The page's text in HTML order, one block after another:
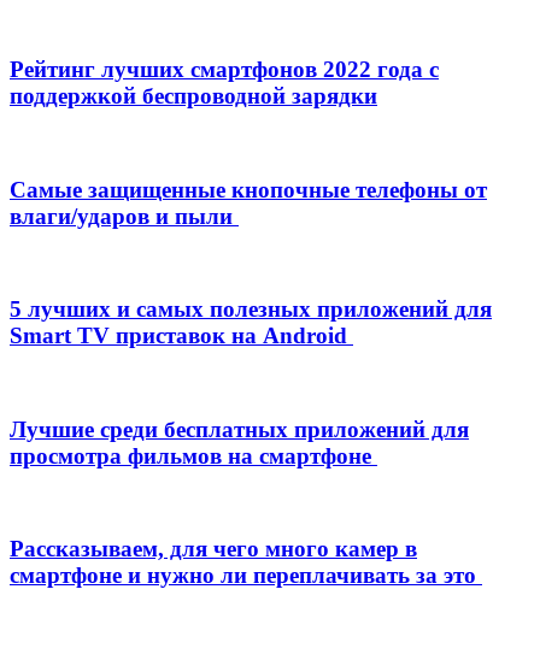
Рейтинг лучших смартфонов 2022 года с
поддержкой беспроводной зарядки
Самые защищенные кнопочные телефоны от
влаги/ударов и пыли
5 лучших и самых полезных приложений для
Smart TV приставок на Android
Лучшие среди бесплатных приложений для
просмотра фильмов на смартфоне
Рассказываем, для чего много камер в
смартфоне и нужно ли переплачивать за это